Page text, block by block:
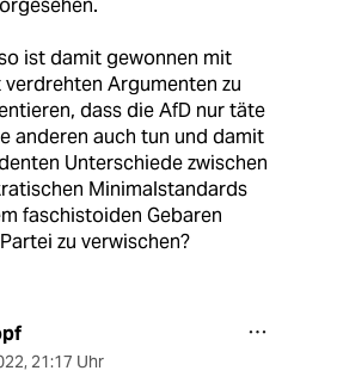
ist damit gewonnen mit
Argumenten zu
dass die AfD nur täte
anderen auch tun und damit
Unterschiede zwischen
Minimalstandards
faschistoiden Gebaren
zu verwischen?
, 21:17 Uhr